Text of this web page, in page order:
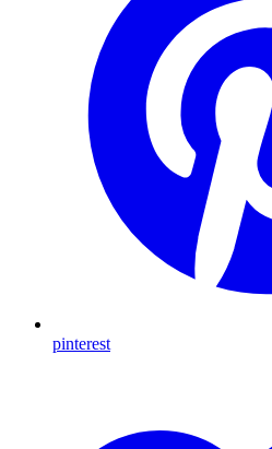
pinterest